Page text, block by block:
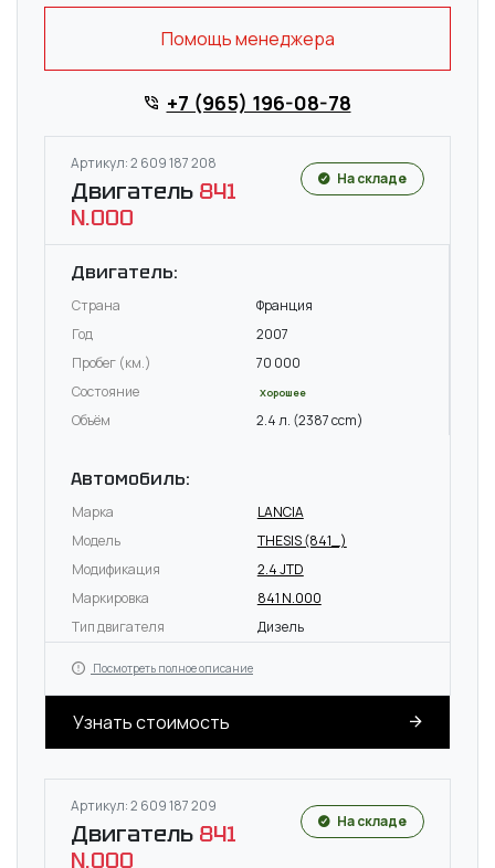
Помощь менеджера
+7 (965) 196-08-78
Артикул: 2 609 187 208
Двигатель 841
N.000
На складе
Двигатель:
Страна
Франция
Год
2007
Пробег (км.)
70 000
Состояние
Хорошее
Объём 2.4 л. (2387 ccm)
Автомобиль:
Марка
LANCIA
Модель
THESIS (841_)
Модификация
2.4 JTD
Маркировка
841 N.000
Тип двигателя
Дизель
Посмотреть полное описание
Узнать стоимость
Артикул: 2 609 187 209
Двигатель 841
N.000
На складе